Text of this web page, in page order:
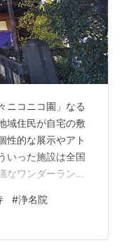
ニコニコ園」なる
域住民が自宅の敷
性的な展示やアト
いった施設は全国
なワンダーランド
凌駕している場
る心が強けれ
示してくれる寺社
#浄名院